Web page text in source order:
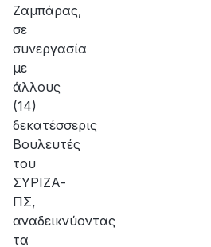
Ζαμπάρας,
σε
συνεργασία
με
άλλους
(14)
δεκατέσσερις
Βουλευτές
του
ΣΥΡΙΖΑ-
ΠΣ,
αναδεικνύοντας
τα